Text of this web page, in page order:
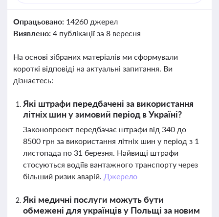
Опрацьовано: 14260 джерел
Виявлено: 4 публікації за 8 вересня
На основі зібраних матеріалів ми сформували
короткі відповіді на актуальні запитання. Ви
дізнаєтесь:
Які штрафи передбачені за використання
літніх шин у зимовий період в Україні?
Законопроект передбачає штрафи від 340 до
8500 грн за використання літніх шин у період з 1
листопада по 31 березня. Найвищі штрафи
стосуються водіїв вантажного транспорту через
більший ризик аварій. Джерело
Які медичні послуги можуть бути
обмежені для українців у Польщі за новим